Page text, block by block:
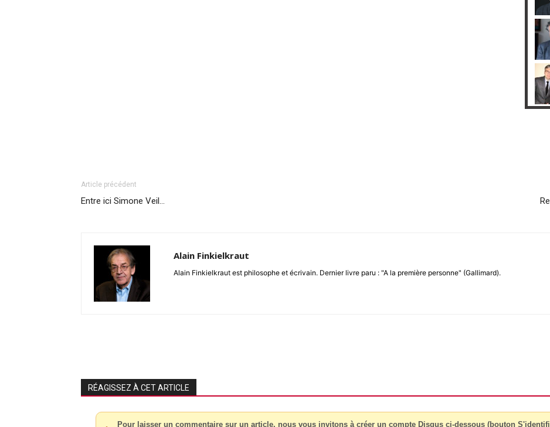
Article précédent
Entre ici Simone Veil…
Alain Finkielkraut
Alain Finkielkraut est philosophe et écrivain. Dernier livre paru : "A la première personne" (Gallimard).
RÉAGISSEZ À CET ARTICLE
Pour laisser un commentaire sur un article, nous vous invitons à créer un compte Disqus ci-dessous (bouton